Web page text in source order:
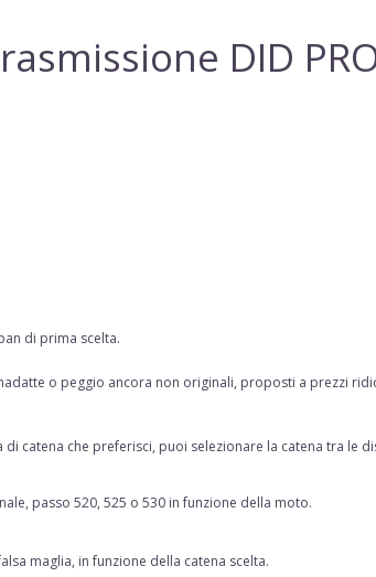
DID
di prima scelta.
o peggio ancora non originali, proposti a prezzi
catena che preferisci, puoi selezionare la catena tra le
passo 520, 525 o 530 in funzione della moto.
maglia, in funzione della catena scelta.